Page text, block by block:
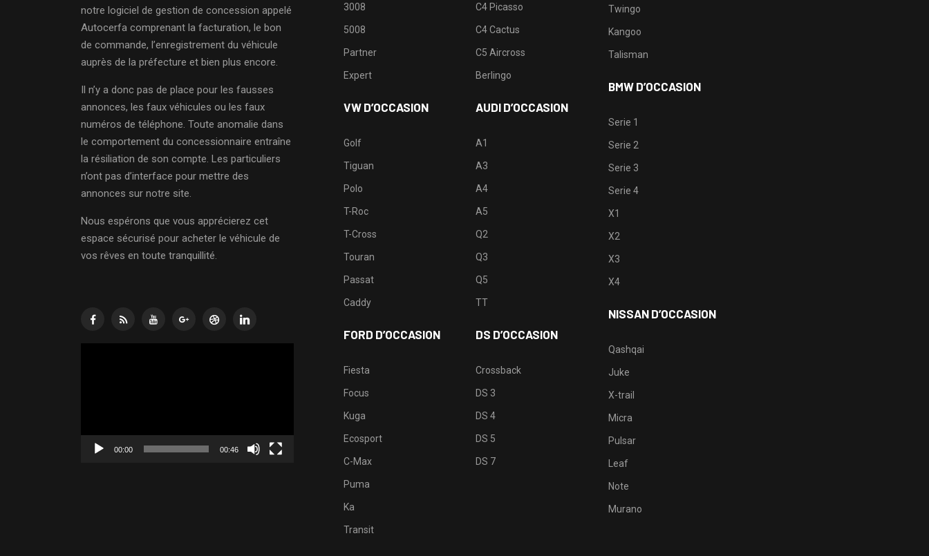
notre logiciel de gestion de concession appelé
Autocerfa comprenant la facturation, le bon
de commande, l’enregistrement du véhicule
auprès de la préfecture et bien plus encore.
Il n’y a donc pas de place pour les fausses
annonces, les faux véhicules ou les faux
numéros de téléphone. Toute anomalie dans
le comportement du concessionnaire entraîne
la résiliation de son compte. Les particuliers
n’ont pas d’interface pour mettre des
annonces sur notre site.
Nous espérons que vous apprécierez cet
espace sécurisé pour acheter le véhicule de
vos rêves en toute tranquillité.
00:00 00:46
3008
5008
Partner
Expert
VW D’OCCASION
Golf
Tiguan
Polo
T-Roc
T-Cross
Touran
Passat
Caddy
FORD D’OCCASION
Fiesta
Focus
Kuga
Ecosport
C-Max
Puma
Ka
Transit
C4 Picasso
C4 Cactus
C5 Aircross
Berlingo
AUDI D’OCCASION
A1
A3
A4
A5
Q2
Q3
Q5
TT
DS D’OCCASION
Crossback
DS 3
DS 4
DS 5
DS 7
Twingo
Kangoo
Talisman
BMW D’OCCASION
Serie 1
Serie 2
Serie 3
Serie 4
X1
X2
X3
X4
NISSAN D’OCCASION
Qashqai
Juke
X-trail
Micra
Pulsar
Leaf
Note
Murano